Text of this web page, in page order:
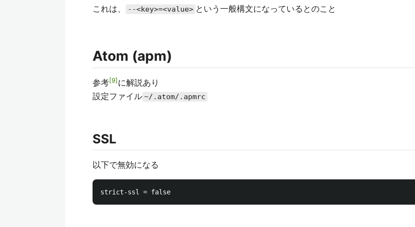
これは、 --<key>=<value> という一般構文になっているとのこと
Atom (apm)
参考 9 に解説あり
設定ファイル ~/.atom/.apmrc
SSL
以下で無効になる